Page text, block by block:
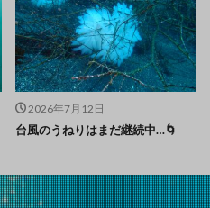
2026年7月12日
台風のうねりはまだ継続中…🌀